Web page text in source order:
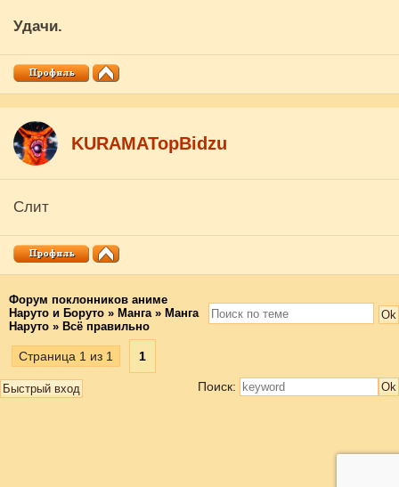
Удачи.
KURAMATopBidzu
Слит
Форум поклонников аниме
Наруто и Боруто » Манга » Манга
Наруто » Всё правильно
Страница 1 из 1 1
Поиск: